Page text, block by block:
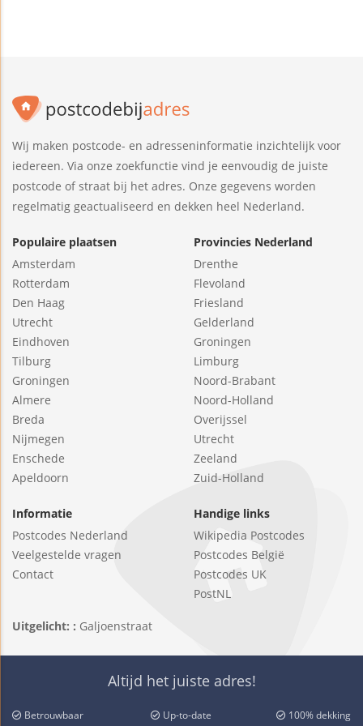
Wij maken postcode- en adresseninformatie inzichtelijk voor
iedereen. Via onze zoekfunctie vind je eenvoudig de juiste
postcode of straat bij het adres. Onze gegevens worden
regelmatig geactualiseerd en dekken heel Nederland.
Populaire plaatsen
Amsterdam
Rotterdam
Den Haag
Utrecht
Eindhoven
Tilburg
Groningen
Almere
Breda
Nijmegen
Enschede
Apeldoorn
Provincies Nederland
Drenthe
Flevoland
Friesland
Gelderland
Groningen
Limburg
Noord-Brabant
Noord-Holland
Overijssel
Utrecht
Zeeland
Zuid-Holland
Informatie
Postcodes Nederland
Veelgestelde vragen
Contact
Handige links
Wikipedia Postcodes
Postcodes België
Postcodes UK
PostNL
Uitgelicht: : Galjoenstraat
Altijd het juiste adres!
Betrouwbaar Up-to-date 100% dekking